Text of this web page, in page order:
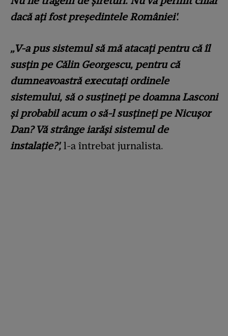
dacă ați fost președintele României'.
„V-a pus sistemul să mă atacați pentru că îl
susțin pe Călin Georgescu, pentru că
dumneavoastră executați ordinele
sistemului, să o susțineți pe doamna Lasconi
și probabil acum o să-l susțineți pe Nicușor
Dan? Vă strânge iarăși sistemul de
instalație?', l-a întrebat jurnalista.